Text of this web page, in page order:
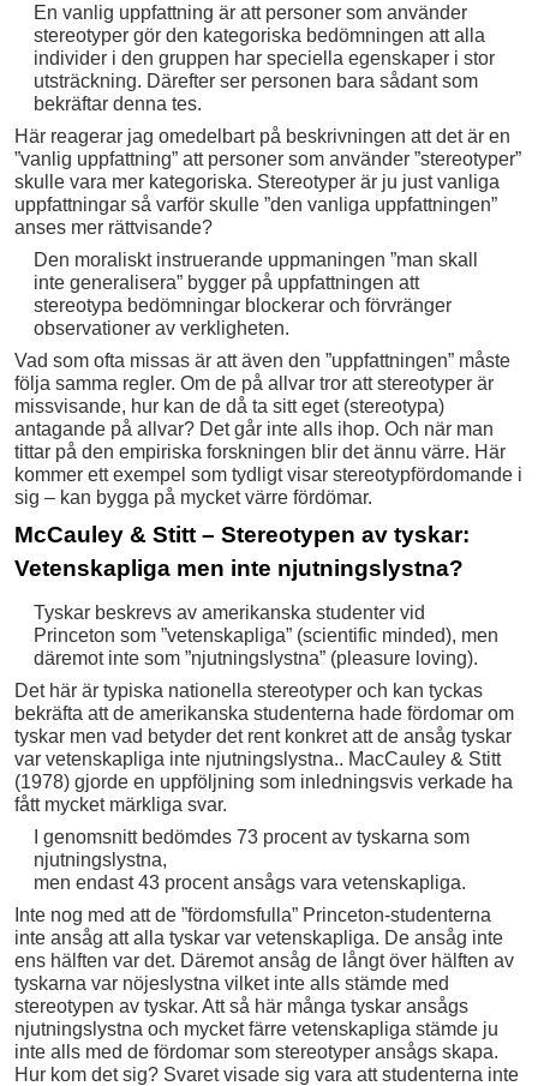
En vanlig uppfattning är att personer som använder
stereotyper gör den kategoriska bedömningen att alla
individer i den gruppen har speciella egenskaper i stor
utsträckning. Därefter ser personen bara sådant som
bekräftar denna tes.
Här reagerar jag omedelbart på beskrivningen att det är en
”vanlig uppfattning” att personer som använder ”stereotyper”
skulle vara mer kategoriska. Stereotyper är ju just vanliga
uppfattningar så varför skulle ”den vanliga uppfattningen”
anses mer rättvisande?
Den moraliskt instruerande uppmaningen ”man skall
inte generalisera” bygger på uppfattningen att
stereotypa bedömningar blockerar och förvränger
observationer av verkligheten.
Vad som ofta missas är att även den ”uppfattningen” måste
följa samma regler. Om de på allvar tror att stereotyper är
missvisande, hur kan de då ta sitt eget (stereotypa)
antagande på allvar? Det går inte alls ihop. Och när man
tittar på den empiriska forskningen blir det ännu värre. Här
kommer ett exempel som tydligt visar stereotypfördomande i
sig – kan bygga på mycket värre fördömar.
McCauley & Stitt – Stereotypen av tyskar:
Vetenskapliga men inte njutningslystna?
Tyskar beskrevs av amerikanska studenter vid
Princeton som ”vetenskapliga” (scientific minded), men
däremot inte som ”njutningslystna” (pleasure loving).
Det här är typiska nationella stereotyper och kan tyckas
bekräfta att de amerikanska studenterna hade fördomar om
tyskar men vad betyder det rent konkret att de ansåg tyskar
var vetenskapliga inte njutningslystna.. MacCauley & Stitt
(1978) gjorde en uppföljning som inledningsvis verkade ha
fått mycket märkliga svar.
I genomsnitt bedömdes 73 procent av tyskarna som
njutningslystna,
men endast 43 procent ansågs vara vetenskapliga.
Inte nog med att de ”fördomsfulla” Princeton-studenterna
inte ansåg att alla tyskar var vetenskapliga. De ansåg inte
ens hälften var det. Däremot ansåg de långt över hälften av
tyskarna var nöjeslystna vilket inte alls stämde med
stereotypen av tyskar. Att så här många tyskar ansågs
njutningslystna och mycket färre vetenskapliga stämde ju
inte alls med de fördomar som stereotyper ansågs skapa.
Hur kom det sig? Svaret visade sig vara att studenterna inte